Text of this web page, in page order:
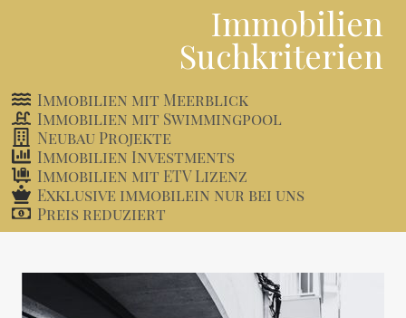
Immobilien
Suchkriterien
Immobilien mit Meerblick
Immobilien mit Swimmingpool
Neubau Projekte
Immobilien Investments
Immobilien mit ETV Lizenz
Exklusive immobilein nur bei uns
Preis reduziert